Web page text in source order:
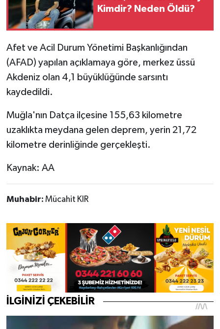
Kimdir? Neden Öldü?
Afet ve Acil Durum Yönetimi Başkanlığından
(AFAD) yapılan açıklamaya göre, merkez üssü
Akdeniz olan 4,1 büyüklüğünde sarsıntı
kaydedildi.
Muğla'nın Datça ilçesine 155,63 kilometre
uzaklıkta meydana gelen deprem, yerin 21,72
kilometre derinliğinde gerçekleşti.
Kaynak: AA
Muhabir: Mücahit KIR
Teknoloji
Yaşam
KAHRAMANMARAŞ